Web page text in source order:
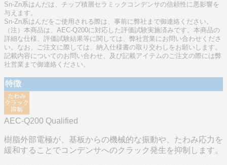
Sn-Zn系はんだは、チップ積層セラミックコンデンサの信頼性に悪影響を
与えます。
Sn-Zn系はんだをご使用される際は、事前に弊社まで御連絡ください。
（注）本商品は、AEC-Q200に対応した評価試験実施済みです。本商品の
詳細な仕様、評価試験結果等に関しては、弊社営業にお問い合わせくださ
い。なお、ご注文に際しては、納入仕様書の取り交わしをお願いします。
記載内容についてのお問い合わせ、及び記載アイテムのご注文の際には弊
社営業まで御連絡ください。
特徴
AEC-Q200 Qualified
樹脂外部電極が、基板からの機械的な振動や、たわみ応力を
緩和することでコンデンサへのクラック発生を抑制します。